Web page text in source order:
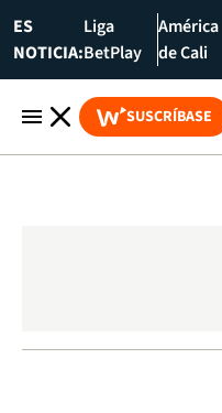
ES
NOTICIA:
Liga
BetPlay
América
de Cali
SUSCRÍBASE